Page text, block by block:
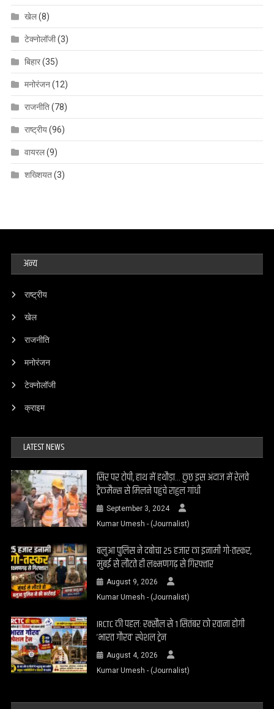
खेल(8)
टेक्नोलॉजी(3)
बिहार(35)
मनोरंजन(12)
राजनीति(78)
राष्ट्रीय(96)
वायरल(9)
शख्शियत(3)
अन्य
राष्ट्रीय
खेल
राजनीति
मनोरंजन
टेक्नोलॉजी
क्राइम
LATEST NEWS
सिर पर टोपी, हाथ में हथौड़ा… कुछ इस अंदाज में रेलवे
ट्रैकमैन्स से मिलने पहुंचे राहुल गांधी
September 3, 2024
Kumar Umesh - (Journalist)
बलुआ पुलिस ने दबोचा 25 हजार का इनामी गो-तस्कर,
मुंबई से लौटते ही लक्ष्मणगढ़ से गिरफ्तार
August 9, 2026
Kumar Umesh - (Journalist)
IRCTC की पहल: रक्सौल से 1 सितंबर को रवाना होगी
‘भारत गौरव’ स्पेशल ट्रेन
August 4, 2026
Kumar Umesh - (Journalist)